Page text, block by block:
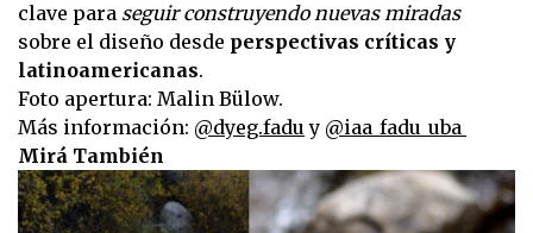
clave para seguir construyendo nuevas miradas
sobre el diseño desde perspectivas críticas y
latinoamericanas.
Foto apertura: Malin Bülow.
Más información: @dyeg.fadu y @iaa_fadu_uba
Mirá También